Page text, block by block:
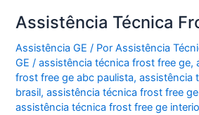
Assistência Técnica
Assistência GE / PorAssistência
GE/assistência técnica frost free ge,
frost free ge abc paulista,assistência
brasil,assistência técnica frost free
assistência técnica frost free ge